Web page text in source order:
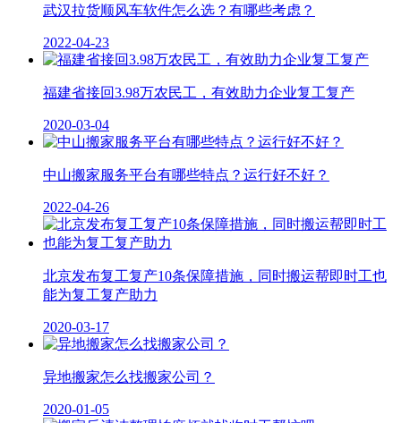
武汉拉货顺风车软件怎么选？有哪些考虑？
2022-04-23
福建省接回3.98万农民工，有效助力企业复工复产
2020-03-04
中山搬家服务平台有哪些特点？运行好不好？
2022-04-26
北京发布复工复产10条保障措施，同时搬运帮即时工也
能为复工复产助力
2020-03-17
异地搬家怎么找搬家公司？
2020-01-05